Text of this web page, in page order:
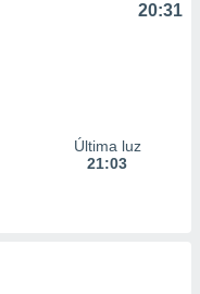
20:31
Última luz
21:03